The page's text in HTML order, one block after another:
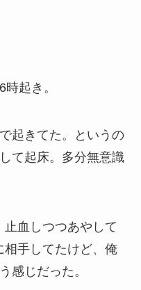
起き。
起きてた。というの
て起床。多分無意識
血しつつあやして
相手してたけど、俺
感じだった。